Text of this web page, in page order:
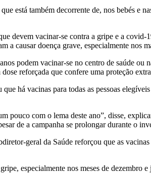
está também decorrente de, nos bebés e
devem vacinar-se contra a gripe e a
a causar doença grave, especialmente nos
podem vacinar-se no centro de saúde
reforçada que confere uma proteção
que há vacinas para todas as pessoas
pouco com o lema deste ano”, disse,
de a campanha se prolongar durante o
geral da Saúde reforçou que as
especialmente nos meses de